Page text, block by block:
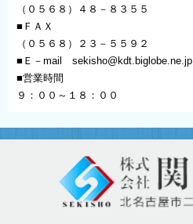
（０５６８）４８－８３５５
■ＦＡＸ
（０５６８）２３－５５９２
■Ｅ－mailsekisho@kdt.biglobe.ne.jp
■営業時間
９：００～１８：００